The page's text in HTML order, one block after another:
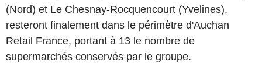
(Nord) et Le Chesnay-Rocquencourt (Yvelines),
resteront finalement dans le périmètre d'Auchan
Retail France, portant à 13 le nombre de
supermarchés conservés par le groupe.